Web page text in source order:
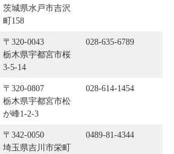
茨城県水戸市吉沢
町158
〒320-0043
栃木県宇都宮市桜
3-5-14
028-635-6789
〒320-0807
栃木県宇都宮市松
が峰1-2-3
028-614-1454
〒342-0050
埼玉県吉川市栄町
0489-81-4344